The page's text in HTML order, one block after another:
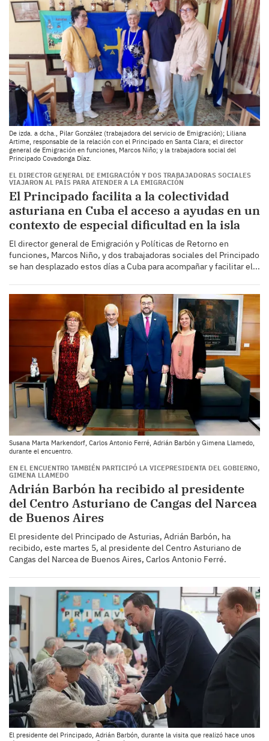
De izda. a dcha., Pilar González (trabajadora del servicio de Emigración); Liliana
Artime, responsable de la relación con el Principado en Santa Clara; el director
general de Emigración en funciones, Marcos Niño; y la trabajadora social del
Principado Covadonga Díaz.
EL DIRECTOR GENERAL DE EMIGRACIÓN Y DOS TRABAJADORAS SOCIALES
VIAJARON AL PAÍS PARA ATENDER A LA EMIGRACIÓN
El Principado facilita a la colectividad
asturiana en Cuba el acceso a ayudas en un
contexto de especial dificultad en la isla
El director general de Emigración y Políticas de Retorno en
funciones, Marcos Niño, y dos trabajadoras sociales del Principado
se han desplazado estos días a Cuba para acompañar y facilitar el...
Susana Marta Markendorf, Carlos Antonio Ferré, Adrián Barbón y Gimena Llamedo,
durante el encuentro.
EN EL ENCUENTRO TAMBIÉN PARTICIPÓ LA VICEPRESIDENTA DEL GOBIERNO,
GIMENA LLAMEDO
Adrián Barbón ha recibido al presidente
del Centro Asturiano de Cangas del Narcea
de Buenos Aires
El presidente del Principado de Asturias, Adrián Barbón, ha
recibido, este martes 5, al presidente del Centro Asturiano de
Cangas del Narcea de Buenos Aires, Carlos Antonio Ferré.
El presidente del Principado, Adrián Barbón, durante la visita que realizó hace unos